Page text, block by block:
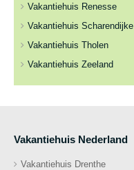
Vakantiehuis Renesse
Vakantiehuis Scharendijke
Vakantiehuis Tholen
Vakantiehuis Zeeland
Vakantiehuis Nederland
Vakantiehuis Drenthe